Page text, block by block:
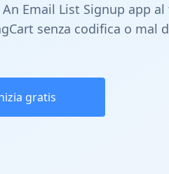
Email List Signup app
senza codifica o mal
gratis